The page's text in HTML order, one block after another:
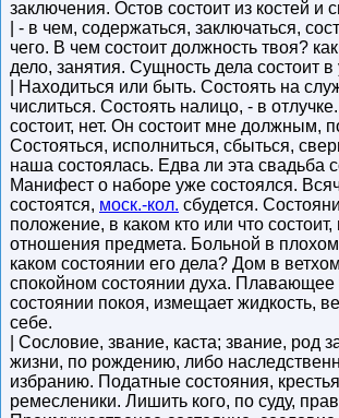
заключения. Остов состоит из костей и
| - в чем, содержаться, заключаться,
чего. В чем состоит должность твоя?
дело, занятия. Сущность дела состоит в
| Находиться или быть. Состоять на
числиться. Состоять налицо, - в
состоит, нет. Он состоит мне должным,
Состояться, исполниться, сбыться,
наша состоялась. Едва ли эта свадьба
Манифест о наборе уже состоялся.
состоятся, моск.-кол. сбудется.
положение, в каком кто или что состоит,
отношения предмета. Больной в
каком состоянии его дела? Дом в
спокойном состоянии духа. Плавающее
состоянии покоя, измещает жидкость,
себе.
| Сословие, звание, каста; звание, род
жизни, по рождению, либо
избранию. Податные состояния,
ремесленики. Лишить кого, по суду,